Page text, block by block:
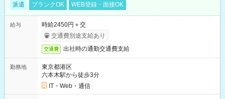
派遣 ブランクOK WEB登録・面接OK
給与
時給2450円＋交
交通費別途支給あり
交通費 出社時の通勤交通費支給
勤務地
東京都港区
六本木駅から徒歩3分
IT・Web・通信